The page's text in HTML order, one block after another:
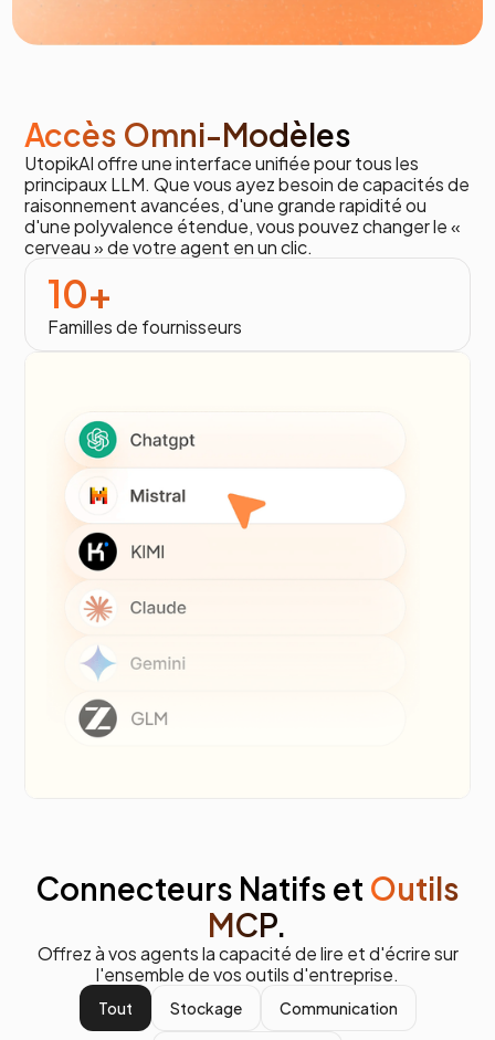
Accès Omni-Modèles
UtopikAI offre une interface unifiée pour tous les
principaux LLM. Que vous ayez besoin de capacités de
raisonnement avancées, d'une grande rapidité ou
d'une polyvalence étendue, vous pouvez changer le «
cerveau » de votre agent en un clic.
10+
Familles de fournisseurs
Connecteurs Natifs et Outils
MCP.
Offrez à vos agents la capacité de lire et d'écrire sur
l'ensemble de vos outils d'entreprise.
Tout Stockage Communication